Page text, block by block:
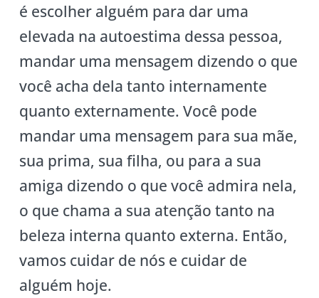
é escolher alguém para dar uma
elevada na autoestima dessa pessoa,
mandar uma mensagem dizendo o que
você acha dela tanto internamente
quanto externamente. Você pode
mandar uma mensagem para sua mãe,
sua prima, sua filha, ou para a sua
amiga dizendo o que você admira nela,
o que chama a sua atenção tanto na
beleza interna quanto externa. Então,
vamos cuidar de nós e cuidar de
alguém hoje.